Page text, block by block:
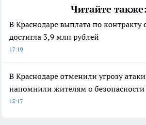
Читайте также:
В Краснодаре выплата по
достигла 3,9 млн рублей
17:19
В Краснодаре отменили угрозу
напомнили жителям о безопасности
15:17